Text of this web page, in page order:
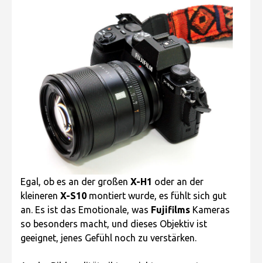
Egal, ob es an der großen X-H1 oder an der
kleineren X-S10 montiert wurde, es fühlt sich gut
an. Es ist das Emotionale, was Fujifilms Kameras
so besonders macht, und dieses Objektiv ist
geeignet, jenes Gefühl noch zu verstärken.